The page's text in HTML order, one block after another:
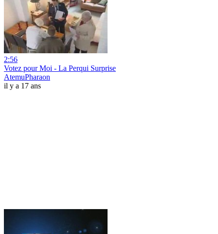
2:56
Votez pour Moi - La Perqui Surprise
AtemuPharaon
il y a 17 ans